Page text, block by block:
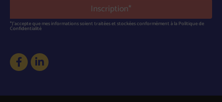
Inscription*
*J'accepte que mes informations soient traitées et stockées conformément à la Politique de
Confidentialité